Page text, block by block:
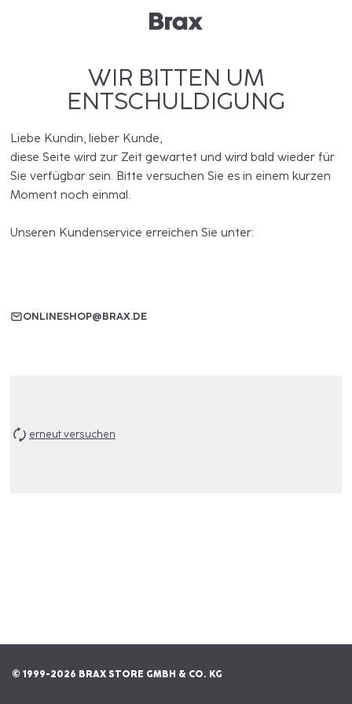
WIR BITTEN UM
ENTSCHULDIGUNG
Liebe Kundin, lieber Kunde,
diese Seite wird zur Zeit gewartet und wird bald wieder für
Sie verfügbar sein. Bitte versuchen Sie es in einem kurzen
Moment noch einmal.
Unseren Kundenservice erreichen Sie unter:
ONLINESHOP@BRAX.DE
erneut versuchen
© 1999-2026 BRAX STORE GMBH & CO. KG